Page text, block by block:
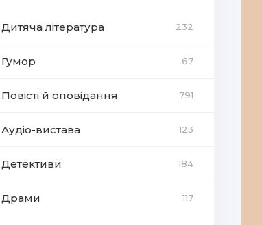
Дитяча література 232
Гумор 67
Повісті й оповідання 791
Аудіо-вистава 123
Детективи 184
Драми 117